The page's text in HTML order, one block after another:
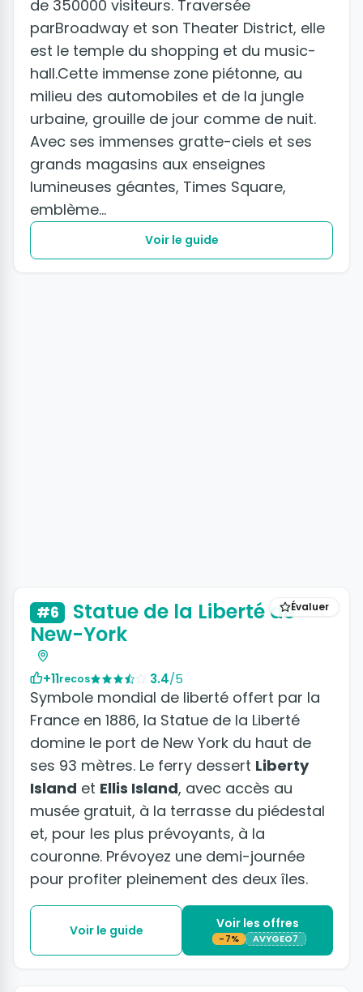
de 350000 visiteurs. Traversée
parBroadway et son Theater District, elle
est le temple du shopping et du music-
hall.Cette immense zone piétonne, au
milieu des automobiles et de la jungle
urbaine, grouille de jour comme de nuit.
Avec ses immenses gratte-ciels et ses
grands magasins aux enseignes
lumineuses géantes, Times Square,
emblème...
Voir le guide
Évaluer
#6
Statue de la Liberté de
New-York
+11recos 3.4/5
Symbole mondial de liberté offert par la
France en 1886, la Statue de la Liberté
domine le port de New York du haut de
ses 93 mètres. Le ferry dessert Liberty
Island et Ellis Island, avec accès au
musée gratuit, à la terrasse du piédestal
et, pour les plus prévoyants, à la
couronne. Prévoyez une demi-journée
pour profiter pleinement des deux îles.
Voir le guide Voir les offres
-7% AVYGEO7